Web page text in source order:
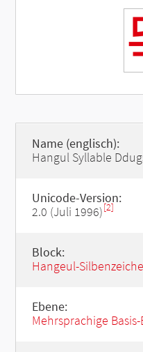
Name (englisch):
Hangul Syllable
Unicode-Version:
2.0 (Juli 1996)[2]
Block:
Hangeul-
Ebene:
Mehrsprachige